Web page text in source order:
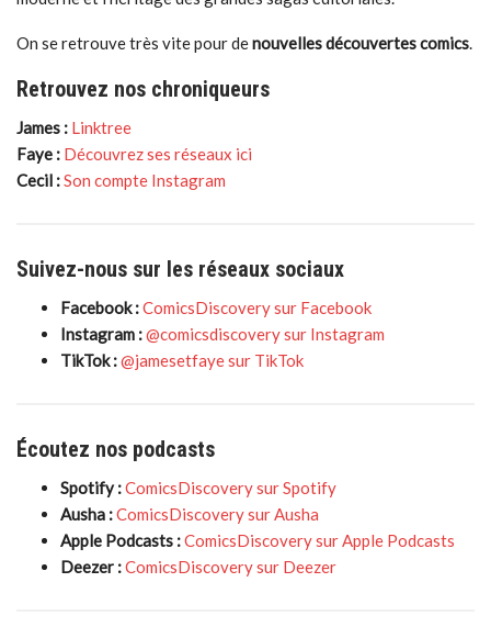
On se retrouve très vite pour denouvelles découvertes comics.
Retrouvez nos chroniqueurs
James : Linktree
Faye : Découvrez ses réseaux ici
Cecil :Son compte Instagram
Suivez-nous sur les réseaux sociaux
Facebook :ComicsDiscovery sur Facebook
Instagram :@comicsdiscovery sur Instagram
TikTok :@jamesetfaye sur TikTok
Écoutez nos podcasts
Spotify :ComicsDiscovery sur Spotify
Ausha :ComicsDiscovery sur Ausha
Apple Podcasts :ComicsDiscovery sur Apple Podcasts
Deezer :ComicsDiscovery sur Deezer